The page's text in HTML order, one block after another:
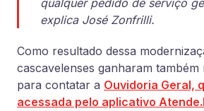
qualquer pedido de serviço
explica José Zonfrilli.
Como resultado dessa
cascavelenses ganharam também
para contatar a Ouvidoria Geral,
acessada pelo aplicativo